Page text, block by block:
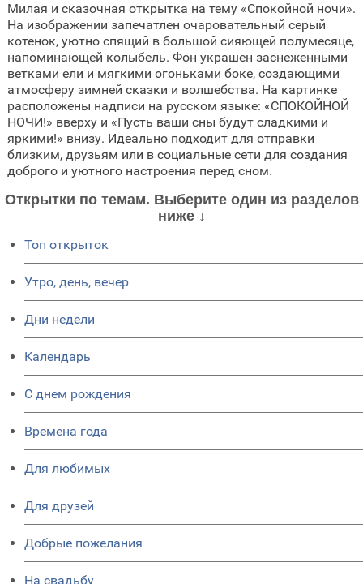
Милая и сказочная открытка на тему «Спокойной ночи».
На изображении запечатлен очаровательный серый
котенок, уютно спящий в большой сияющей полумесяце,
напоминающей колыбель. Фон украшен заснеженными
ветками ели и мягкими огоньками боке, создающими
атмосферу зимней сказки и волшебства. На картинке
расположены надписи на русском языке: «СПОКОЙНОЙ
НОЧИ!» вверху и «Пусть ваши сны будут сладкими и
яркими!» внизу. Идеально подходит для отправки
близким, друзьям или в социальные сети для создания
доброго и уютного настроения перед сном.
Открытки по темам. Выберите один из разделов
ниже ↓
Топ открыток
Утро, день, вечер
Дни недели
Календарь
C днем рождения
Времена года
Для любимых
Для друзей
Добрые пожелания
На свадьбу